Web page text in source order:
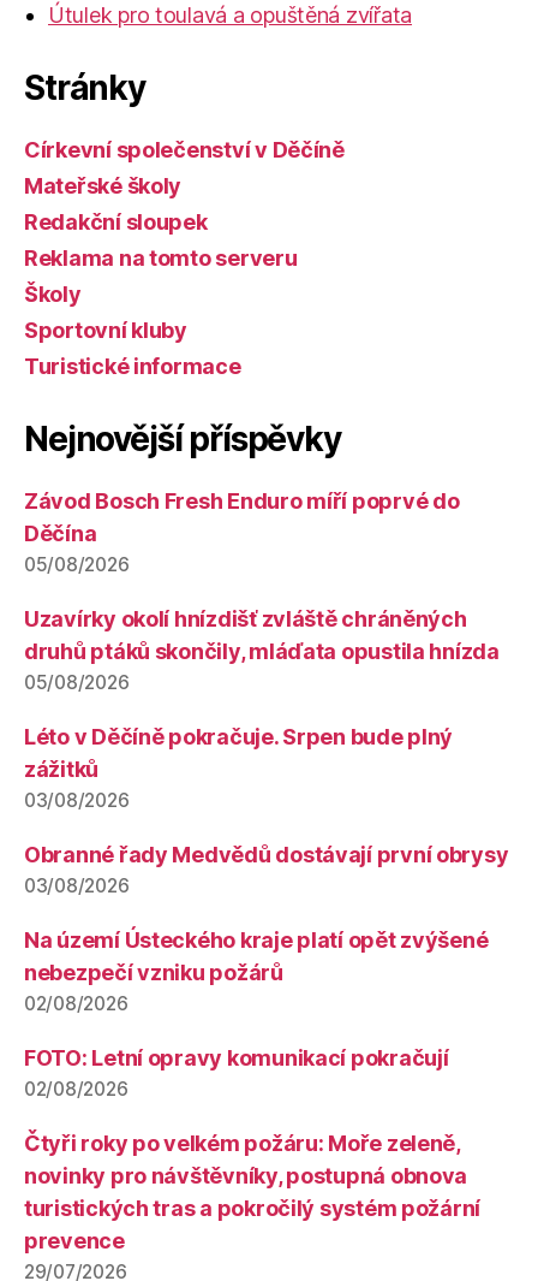
Útulek pro toulavá a opuštěná zvířata
Stránky
Církevní společenství v Děčíně
Mateřské školy
Redakční sloupek
Reklama na tomto serveru
Školy
Sportovní kluby
Turistické informace
Nejnovější příspěvky
Závod Bosch Fresh Enduro míří poprvé do
Děčína
05/08/2026
Uzavírky okolí hnízdišť zvláště chráněných
druhů ptáků skončily, mláďata opustila hnízda
05/08/2026
Léto v Děčíně pokračuje. Srpen bude plný
zážitků
03/08/2026
Obranné řady Medvědů dostávají první obrysy
03/08/2026
Na území Ústeckého kraje platí opět zvýšené
nebezpečí vzniku požárů
02/08/2026
FOTO: Letní opravy komunikací pokračují
02/08/2026
Čtyři roky po velkém požáru: Moře zeleně,
novinky pro návštěvníky, postupná obnova
turistických tras a pokročilý systém požární
prevence
29/07/2026